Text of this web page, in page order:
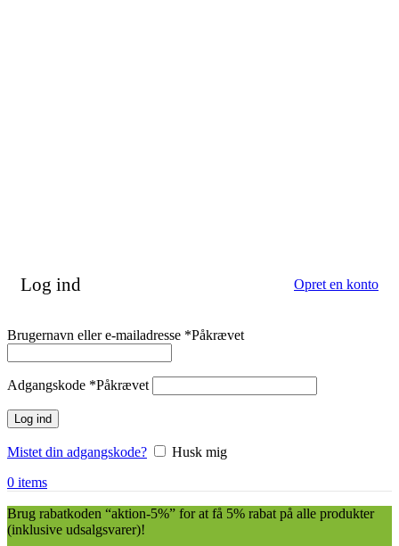
Log ind Opret en konto
Brugernavn eller e-mailadresse *Påkrævet
Adgangskode *Påkrævet
Log ind
Mistet din adgangskode?
Husk mig
0 items
Brug rabatkoden “aktion-5%” for at få 5% rabat på alle produkter
(inklusive udsalgsvarer)!